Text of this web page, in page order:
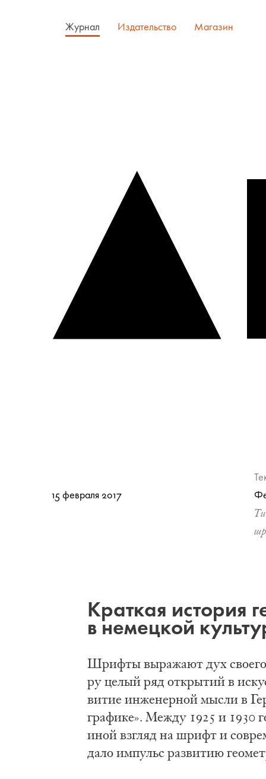
Журнал Издательство Магазин
15 февраля 2017
Крат­кая ис­то­рия
в не­мец­кой
Шриф­ты вы­ра­жа­ют дух
ру це­лый ряд от­кры­тий в
ви­тие ин­же­нер­ной мыс­ли в
гра­фи­ке». Меж­ду 1925 и 1930
иной взгляд на шриф­т и
да­ло им­пульс раз­ви­тию